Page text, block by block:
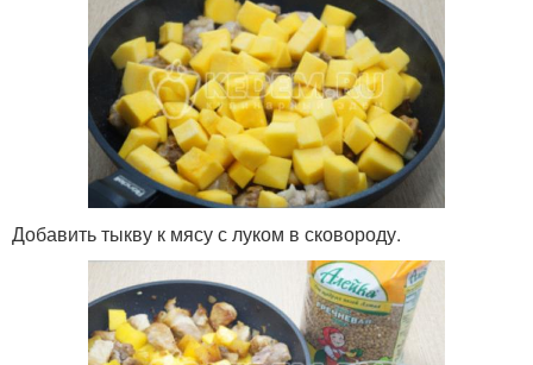
Добавить тыкву к мясу с луком в сковороду.